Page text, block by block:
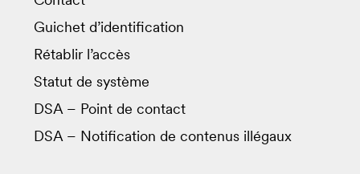
Guichet d’identification
Rétablir l’accès
Statut de système
DSA – Point de contact
DSA – Notification de contenus illégaux